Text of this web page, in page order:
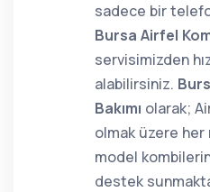
sadece bir
Bursa Airfel
servisimizden
alabilirsiniz.
Bakımı olarak;
olmak üzere her
model
destek